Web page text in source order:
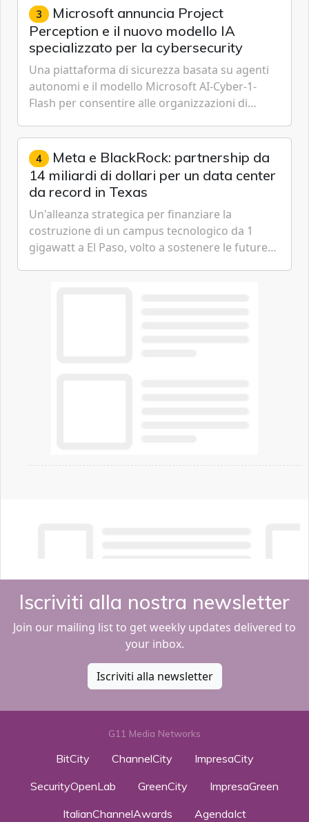
3 Microsoft annuncia Project
Perception e il nuovo modello IA
specializzato per la cybersecurity
Una piattaforma di sicurezza basata su agenti
autonomi e il modello Microsoft AI-Cyber-1-
Flash per consentire alle organizzazioni di
gestione continua del rischio.
4 Meta e BlackRock: partnership da
14 miliardi di dollari per un data center
da record in Texas
Un'alleanza strategica per finanziare la
costruzione di un campus tecnologico da 1
gigawatt a El Paso, volto a sostenere le future
Iscriviti alla nostra newsletter
Join our mailing list to get weekly updates delivered to
your inbox.
Iscriviti alla newsletter
G11 Media Networks
BitCity ChannelCity
ImpresaCity
SecurityOpenLab
GreenCity
ImpresaGreen
ItalianChannelAwards
AgendaIct